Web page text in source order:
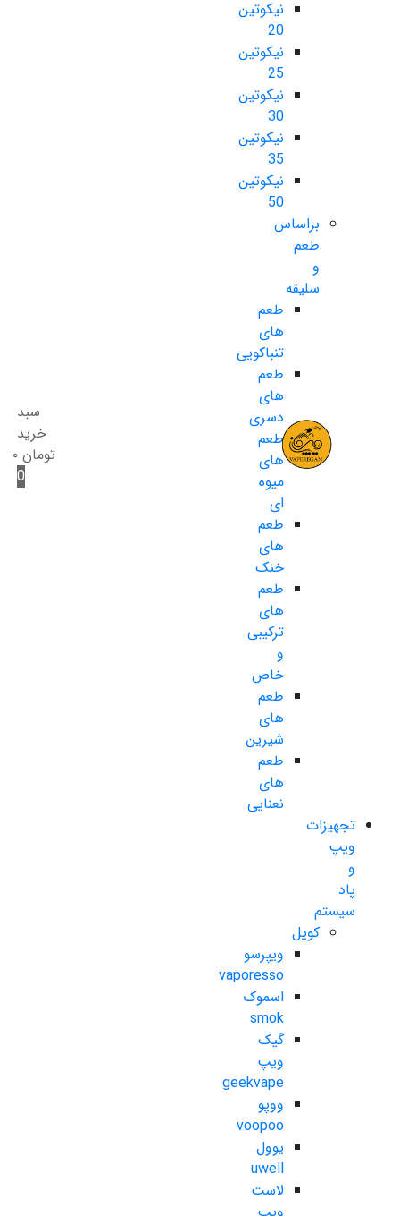
نیکوتین
20
نیکوتین
25
نیکوتین
30
نیکوتین
35
نیکوتین
50
براساس
طعم
و
سلیقه
طعم
های
تنباکویی
طعم
های
دسری
طعم
های
میوه
ای
طعم
های
خنک
طعم
های
ترکیبی
و
خاص
طعم
های
شیرین
طعم
های
نعنایی
تجهیزات
ویپ
و
پاد
سیستم
کویل
ویپرسو
vaporesso
اسموک
smok
گیک
ویپ
geekvape
ووپو
voopoo
یوول
uwell
لاست
سبد
خرید
تومان ۰
0